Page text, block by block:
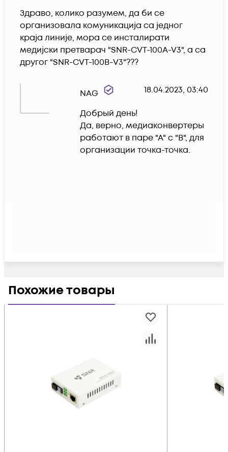
Здраво, колико разумем, да би се
организовала комуникација са једног
краја линије, мора се инсталирати
медијски претварач "SNR-CVT-100A-V3", а са
другог "SNR-CVT-100В-V3"???
NAG 18.04.2023, 03:40
Добрый день!
Да, верно, медиаконвертеры
работают в паре "А" с "В", для
организации точка-точка.
Похожие товары